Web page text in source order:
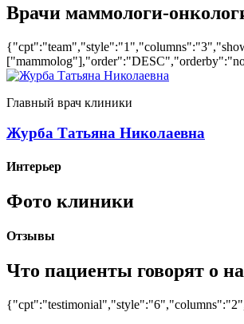
Врачи маммологи-
Главный врач клиники
Журба Татьяна Николаевна
Интерьер
Фото клиники
Отзывы
Что пациенты говорят о